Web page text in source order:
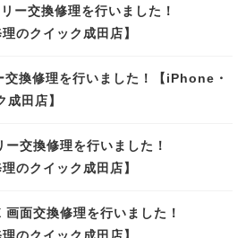
ー交換修理を行いました！
のクイック成田店】
換修理を行いました！【iPhone・
田店】
交換修理を行いました！
のクイック成田店】
面交換修理を行いました！